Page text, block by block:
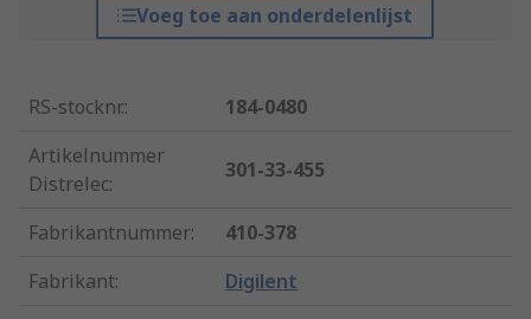
Voeg toe aan onderdelenlijst
RS-stocknr.:
184-0480
Artikelnummer
Distrelec:
301-33-455
Fabrikantnummer:
410-378
Fabrikant: Digilent